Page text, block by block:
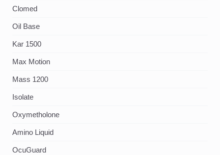
Clomed
Oil Base
Kar 1500
Max Motion
Mass 1200
Isolate
Oxymetholone
Amino Liquid
OcuGuard